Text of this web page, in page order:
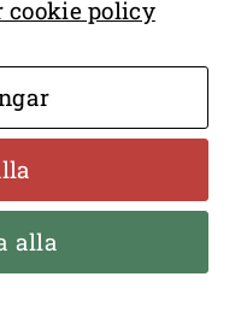
cookie policy
alla